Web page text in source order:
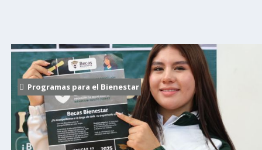
Programas para el Bienestar